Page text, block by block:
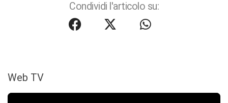
Condividi l'articolo su:
Web TV